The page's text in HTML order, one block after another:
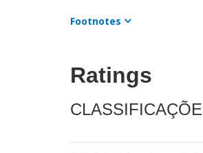
Footnotes
Ratings